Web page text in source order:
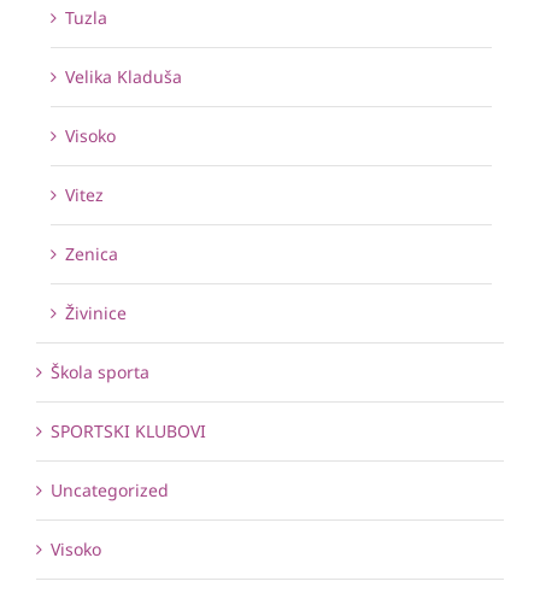
Tuzla
Velika Kladuša
Visoko
Vitez
Zenica
Živinice
Škola sporta
SPORTSKI KLUBOVI
Uncategorized
Visoko